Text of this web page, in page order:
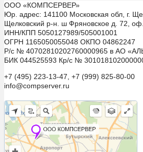
ООО «КОМПСЕРВЕР»
Юр. адрес: 141100 Московская обл, г.
Щелковский р-н. ш Фряновское д. 72,
ИНН/КПП 5050127989/505001001
ОГРН 1165050055048 ОКПО 04862247
Р/с № 40702810202760000965 в АО
БИК 044525593 Кр/с №
+7 (495) 223-13-47, +7 (999) 825-80-00
info@compserver.ru